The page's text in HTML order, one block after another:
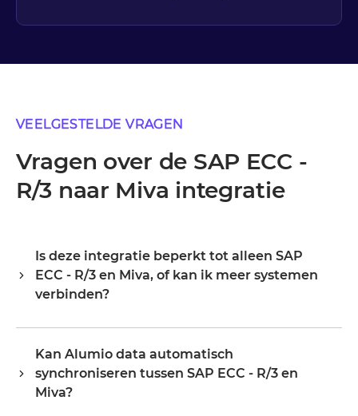
VEELGESTELDE VRAGEN
Vragen over de SAP ECC -
R/3 naar Miva integratie
Is deze integratie beperkt tot alleen SAP
ECC - R/3 en Miva, of kan ik meer systemen
verbinden?
verbonden zijn, breid je hetzelfde platform uit naar je
ERP, PIM, WMS, CRM of een ander systeem in je
landschap, waarbij je bestaande configuratie
Kan Alumio data automatisch
synchroniseren tussen SAP ECC - R/3 en
Miva?